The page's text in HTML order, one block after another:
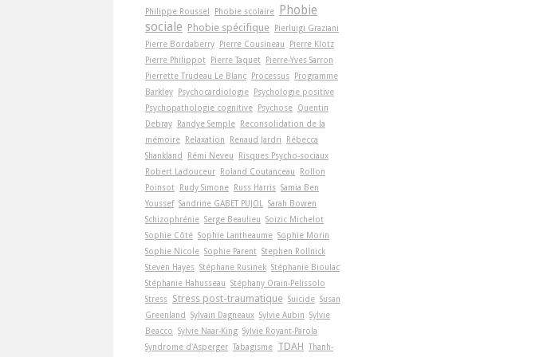
Philippe Roussel
Phobie scolaire
Phobie
sociale Phobie spécifique Pierluigi Graziani
Pierre Bordaberry Pierre Cousineau
Pierre Klotz
Pierre Philippot Pierre Taquet Pierre-Yves Sarron
Pierrette Trudeau Le Blanc Processus Programme
Barkley Psychocardiologie Psychologie positive
Psychopathologie cognitive Psychose Quentin
Debray Randye Semple Reconsolidation de la
mémoire Relaxation Renaud Jardri
Rébecca
Shankland
Rémi Neveu
Risques Psycho-sociaux
Robert Ladouceur Roland Coutanceau
Rollon
Poinsot Rudy Simone Russ Harris Samia Ben
Youssef Sandrine GABET PUJOL
Sarah Bowen
Schizophrénie Serge Beaulieu Soizic Michelot
Sophie Côté Sophie Lantheaume Sophie Morin
Sophie Nicole Sophie Parent Stephen Rollnick
Steven Hayes Stéphane Rusinek Stéphanie Bioulac
Stéphanie Hahusseau Stéphany Orain-Pelissolo
Stress Stress post-traumatique Suicide Susan
Greenland Sylvain Dagneaux Sylvie Aubin Sylvie
Beacco Sylvie Naar-King Sylvie Royant-Parola
Syndrome d'Asperger Tabagisme TDAH Thanh-